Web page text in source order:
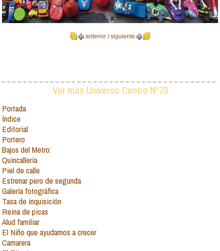
anterior/siguiente
Ver más Universo Centro N°73
Portada
Índice
Editorial
Portero
Bajos del Metro:
Quincallería
Piel de calle
Estrenar pero de segunda
Galería fotográfica
Tasa de inquisición
Reina de picas
Alud familiar
El Niño que ayudamos a crecer
Camarera